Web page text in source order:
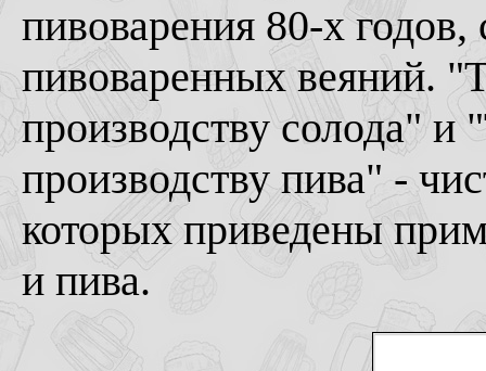
пивоварения 80-х
пивоваренных веяний.
производству солода" и
производству пива" -
которых приведены
и пива.